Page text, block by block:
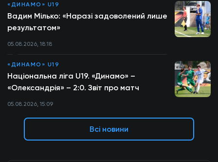
«ДИНАМО» U19
Вадим Мілько: «Наразі задоволений лише
результатом»
05.08.2026, 18:18
«ДИНАМО» U19
Національна ліга U19. «Динамо» –
«Олександрія» – 2:0. Звіт про матч
05.08.2026, 15:09
Всі новини